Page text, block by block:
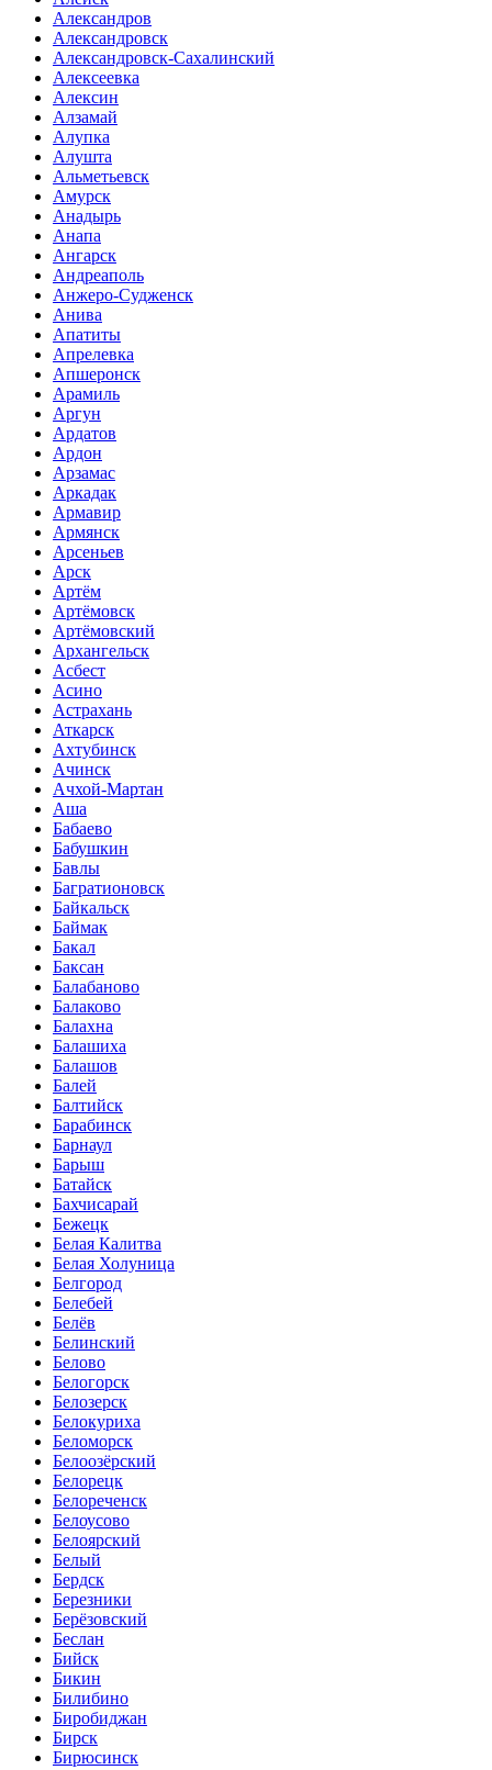
Александров
Александровск
Александровск-Сахалинский
Алексеевка
Алексин
Алзамай
Алупка
Алушта
Альметьевск
Амурск
Анадырь
Анапа
Ангарск
Андреаполь
Анжеро-Судженск
Анива
Апатиты
Апрелевка
Апшеронск
Арамиль
Аргун
Ардатов
Ардон
Арзамас
Аркадак
Армавир
Армянск
Арсеньев
Арск
Артём
Артёмовск
Артёмовский
Архангельск
Асбест
Асино
Астрахань
Аткарск
Ахтубинск
Ачинск
Ачхой-Мартан
Аша
Бабаево
Бабушкин
Бавлы
Багратионовск
Байкальск
Баймак
Бакал
Баксан
Балабаново
Балаково
Балахна
Балашиха
Балашов
Балей
Балтийск
Барабинск
Барнаул
Барыш
Батайск
Бахчисарай
Бежецк
Белая Калитва
Белая Холуница
Белгород
Белебей
Белёв
Белинский
Белово
Белогорск
Белозерск
Белокуриха
Беломорск
Белоозёрский
Белорецк
Белореченск
Белоусово
Белоярский
Белый
Бердск
Березники
Берёзовский
Беслан
Бийск
Бикин
Билибино
Биробиджан
Бирск
Бирюсинск